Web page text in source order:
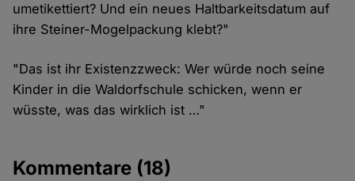
umetikettiert? Und ein neues Haltbarkeitsdatum auf
ihre Steiner-Mogelpackung klebt?"
"Das ist ihr Existenzzweck: Wer würde noch seine
Kinder in die Waldorfschule schicken, wenn er
wüsste, was das wirklich ist …"
Kommentare (18)